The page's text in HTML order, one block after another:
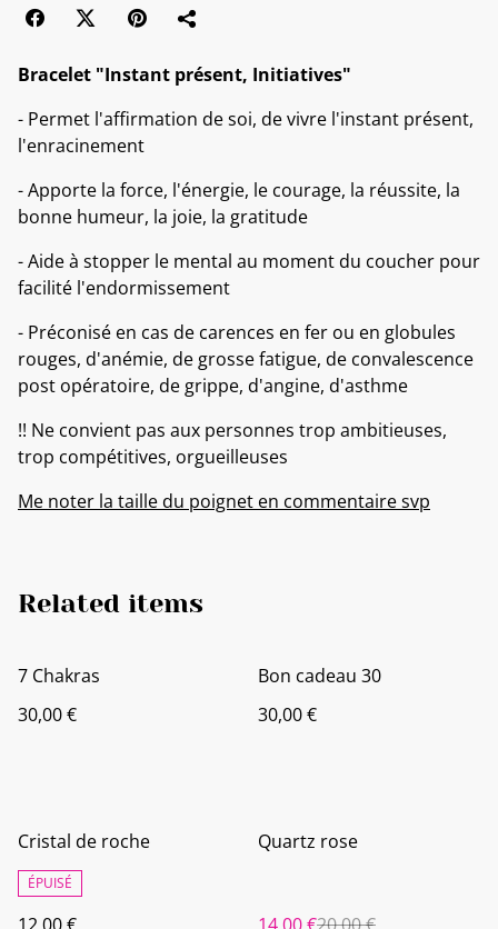
Bracelet "Instant présent, Initiatives"
- Permet l'affirmation de soi, de vivre l'instant présent,
l'enracinement
- Apporte la force, l'énergie, le courage, la réussite, la
bonne humeur, la joie, la gratitude
- Aide à stopper le mental au moment du coucher pour
facilité l'endormissement
- Préconisé en cas de carences en fer ou en globules
rouges, d'anémie, de grosse fatigue, de convalescence
post opératoire, de grippe, d'angine, d'asthme
!! Ne convient pas aux personnes trop ambitieuses,
trop compétitives, orgueilleuses
Me noter la taille du poignet en commentaire svp
Related items
7 Chakras
30,00 €
Bon cadeau 30
30,00 €
Cristal de roche
ÉPUISÉ
%
Quartz rose